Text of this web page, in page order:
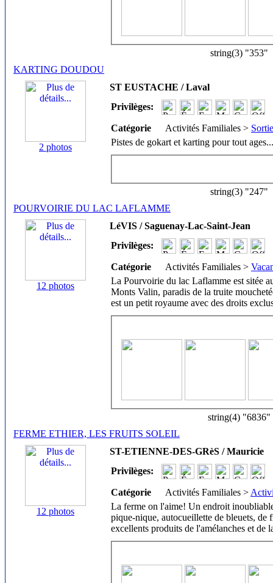
string(3) "353"
KARTING DOUDOU
2 photos
ST EUSTACHE / Laval
Privilèges:
Catégorie Activités Familiales >
Pistes de gokart et karting pour tout ages.
string(3) "247"
POURVOIRIE DU LAC LAFLAMME
12 photos
LéVIS / Saguenay-Lac-Saint-Jean
Privilèges:
Catégorie Activités Familiales >
La Pourvoirie du lac Laflamme est sitée
Monts Valin, paradis de la truite
est un petit royaume avec des droits
string(4) "6836"
FERME ETHIER, LES FRUITS SOLEIL
12 photos
ST-ETIENNE-DES-GRèS / Mauricie
Privilèges:
Catégorie Activités Familiales >
La ferme on l'aime! Un endroit
pique-nique, autocueillette de bleuets, de
excellents produits de l'amélanches et de